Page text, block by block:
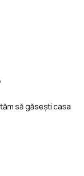
să găsești casa